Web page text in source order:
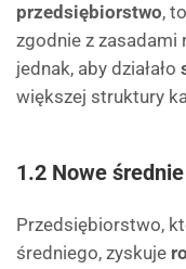
przedsiębiorstwo,
zgodnie z zasadami
jednak, aby działało
większej struktury
1.2 Nowe
Przedsiębiorstwo,
średniego, zyskuje